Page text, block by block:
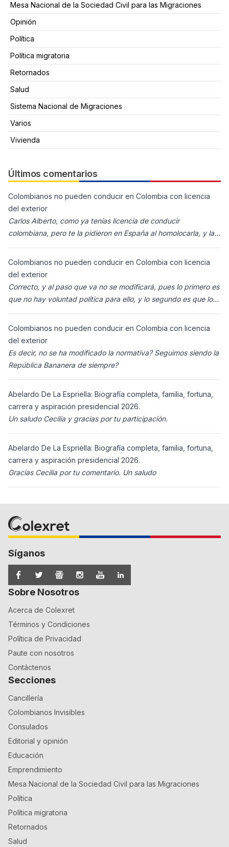
Mesa Nacional de la Sociedad Civil para las Migraciones
Opinión
Política
Política migratoria
Retornados
Salud
Sistema Nacional de Migraciones
Varios
Vivienda
Últimos comentarios
Colombianos no pueden conducir en Colombia con licencia
del exterior
Carlos Alberto, como ya tenías licencia de conducir
colombiana, pero te la pidieron en España al homolocarla, y la
Colombianos no pueden conducir en Colombia con licencia
del exterior
Correcto, y al paso que va no se modificará, pues lo primero es
que no hay voluntad política para ello, y lo segundo es que los
Colombianos no pueden conducir en Colombia con licencia
del exterior
Es decir, no se ha modificado la normativa? Seguimos siendo la
República Bananera de siempre?
Abelardo De La Espriella: Biografía completa, familia, fortuna,
carrera y aspiración presidencial 2026.
Un saludo Cecilia y gracias por tu participación.
Abelardo De La Espriella: Biografía completa, familia, fortuna,
carrera y aspiración presidencial 2026.
Gracias Cecilia por tu comentario. Un saludo
Síganos
Sobre Nosotros
Acerca de Colexret
Términos y Condiciones
Política de Privacidad
Paute con nosotros
Contáctenos
Secciones
Cancillería
Colombianos Invisibles
Consulados
Editorial y opinión
Educación
Emprendimiento
Mesa Nacional de la Sociedad Civil para las Migraciones
Política
Política migratoria
Retornados
Salud